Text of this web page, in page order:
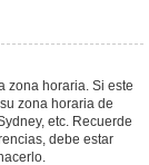
zona horaria. Si este
zona horaria de
etc. Recuerde
debe estar